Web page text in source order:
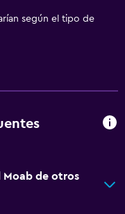
según el tipo de
Moab de otros